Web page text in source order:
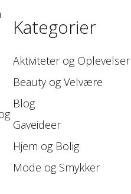
Kategorier
Aktiviteter og Oplevelser
Beauty og Velvære
Blog
Gaveideer
Hjem og Bolig
Mode og Smykker